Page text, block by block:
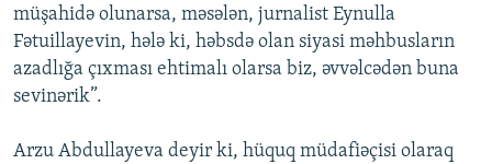
müşahidə olunarsa, məsələn, jurnalist Eynulla
Fətuillayevin, hələ ki, həbsdə olan siyasi məhbusların
azadlığa çıxması ehtimalı olarsa biz, əvvəlcədən buna
sevinərik”.
Arzu Abdullayeva deyir ki, hüquq müdafiəçisi olaraq